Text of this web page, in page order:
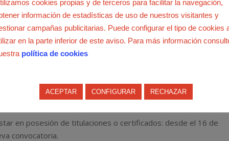
de Lengua Extranjera de centros públicos y
de titulaciones específicas o mediante la superación de
por superación de pruebas: del 16 al 29 de enero de
en posesión de titulaciones o certificados: desde el 16 de
convocatoria.
cookies propias y de terceros para facilitar la navegación,
información de estadísticas de uso de nuestros visitantes y
campañas publicitarias. Puede configurar el tipo de cookies
en la parte inferior de este aviso. Para más información
política de cookies
ACEPTAR CONFIGURAR RECHAZAR